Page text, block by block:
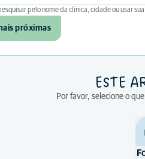
pelo nome da clínica, cidade ou usar
próximas
ESTE
Por favor, selecione o